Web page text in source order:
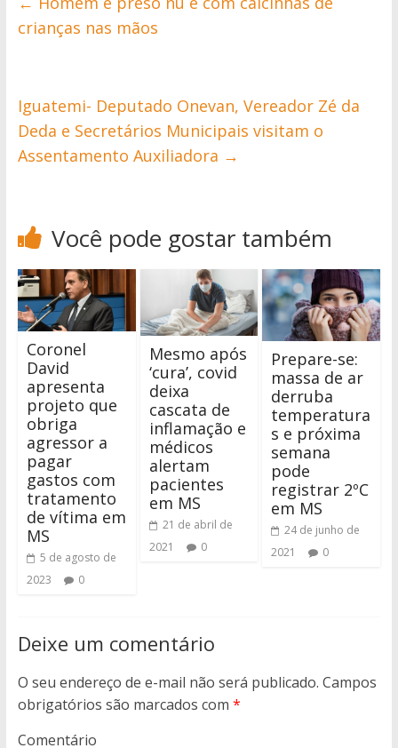
crianças nas mãos
Iguatemi- Deputado Onevan, Vereador Zé da
Deda e Secretários Municipais visitam o
Assentamento Auxiliadora →
Você pode gostar também
Coronel
David
apresenta
projeto que
obriga
agressor a
pagar
gastos com
tratamento
de vítima em
MS
5 de agosto de
2023
0
Mesmo após
‘cura’, covid
deixa
cascata de
inflamação e
médicos
alertam
pacientes
em MS
21 de abril de
2021
0
Prepare-se:
massa de ar
derruba
temperatura
s e próxima
semana
pode
registrar 2ºC
em MS
24 de junho de
2021
0
Deixe um comentário
O seu endereço de e-mail não será publicado. Campos
obrigatórios são marcados com *
Comentário